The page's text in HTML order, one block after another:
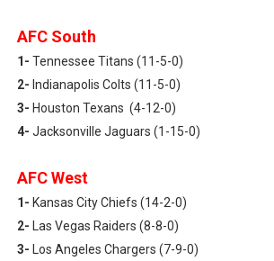
AFC South
1- Tennessee Titans (11-5-0)
2- Indianapolis Colts (11-5-0)
3- Houston Texans (4-12-0)
4- Jacksonville Jaguars (1-15-0)
AFC West
1- Kansas City Chiefs (14-2-0)
2-
Las Vegas Raiders (8-8-0)
3-
Los Angeles Chargers (7-9-0)